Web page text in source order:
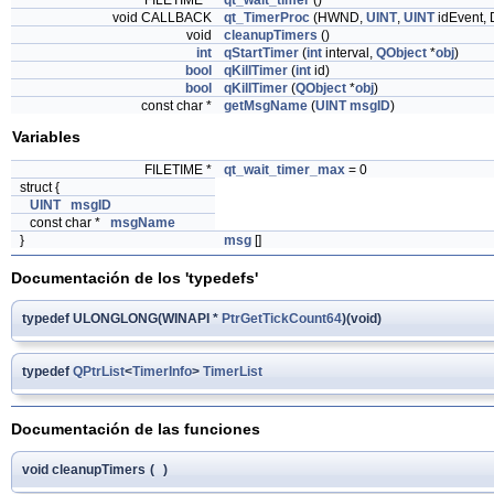
void CALLBACK
qt_TimerProc (HWND, UINT, UINTidEvent,
void
cleanupTimers ()
int
qStartTimer (int interval, QObject *obj)
bool
qKillTimer (int id)
bool
qKillTimer (QObject *obj)
const char *
getMsgName (UINT msgID)
Variables
FILETIME * qt_wait_timer_max = 0
struct {
UINT
msgID
const char * msgName
}
msg []
Documentación de los 'typedefs'
typedef ULONGLONG(WINAPI * PtrGetTickCount64)(void)
typedef QPtrList<TimerInfo> TimerList
Documentación de las funciones
void cleanupTimers ( )